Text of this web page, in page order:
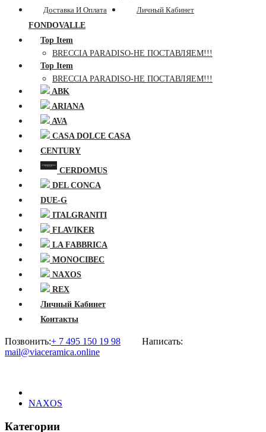
Доставка И Оплата
Личный Кабинет
FONDOVALLE
Top Item
BRECCIA PARADISO-НЕ ПОСТАВЛЯЕМ!!!
Top Item
BRECCIA PARADISO-НЕ ПОСТАВЛЯЕМ!!!
ABK
ARIANA
AVA
CASA DOLCE CASA
CENTURY
CERDOMUS
DEL CONCA
DUE-G
ITALGRANITI
FLAVIKER
LA FABBRICA
MONOCIBEC
NAXOS
REX
Личный Кабинет
Контакты
Позвонить:+ 7 495 150 19 98 Написать:
mail@viaceramica.online
NAXOS
Категории